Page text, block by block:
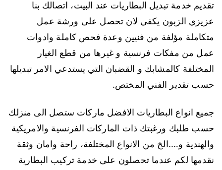
تقديم خدمة تبديل البطاريات عند البيت، اتصالك بنا
عزيزي الزبون يكفي لان تحصل على ورشة عمل
متكاملة مؤلفة من فنيين وعدة فحص كاملة وادوات
عمل من مفكات فرنسية و غيرها من قطع الغيار
المختلفة كالمشابك و القضبان التي يستدعي الامر تبديلها
حسب تقدير الفني المختص.
جميع انواع البطاريات الافضل ماركات ستصل الى منزلك
حسب طلبك ورغبتك ذات الماركات الفرنسية والامريكية
والهندية و….الخ من الانواع المختلفة، راحة وامان وثقة
نقدمها لكم عندما تحصلون على خدمة تركيب البطارية